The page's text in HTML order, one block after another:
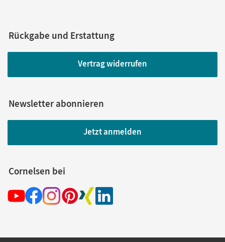
Rückgabe und Erstattung
Vertrag widerrufen
Newsletter abonnieren
Jetzt anmelden
Cornelsen bei